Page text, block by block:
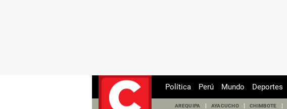
Política Perú Mundo Deportes
AREQUIPA AYACUCHO CHIMBOTE